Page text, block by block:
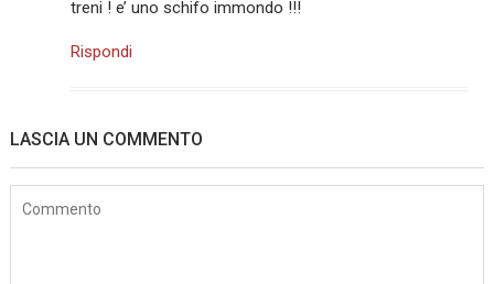
treni ! e’ uno schifo immondo !!!
Rispondi
LASCIA UN COMMENTO